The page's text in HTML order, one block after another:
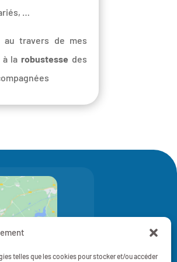
telles que les cookies pour stocker et/ou accéder
…
au travers de mes
la robustesse des
marketing